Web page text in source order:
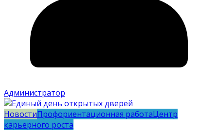
Администратор
НовостиПрофориентационная работаЦентр
карьерного роста